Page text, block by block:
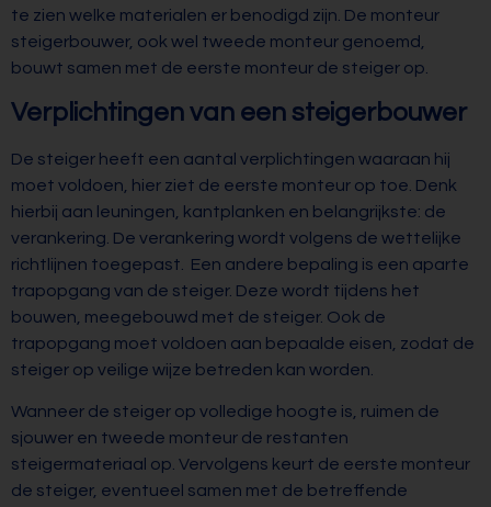
te zien welke materialen er benodigd zijn. De monteur
steigerbouwer, ook wel tweede monteur genoemd,
bouwt samen met de eerste monteur de steiger op.
Verplichtingen van een steigerbouwer
De steiger heeft een aantal verplichtingen waaraan hij
moet voldoen, hier ziet de eerste monteur op toe. Denk
hierbij aan leuningen, kantplanken en belangrijkste: de
verankering. De verankering wordt volgens de wettelijke
richtlijnen toegepast. Een andere bepaling is een aparte
trapopgang van de steiger. Deze wordt tijdens het
bouwen, meegebouwd met de steiger. Ook de
trapopgang moet voldoen aan bepaalde eisen, zodat de
steiger op veilige wijze betreden kan worden.
Wanneer de steiger op volledige hoogte is, ruimen de
sjouwer en tweede monteur de restanten
steigermateriaal op. Vervolgens keurt de eerste monteur
de steiger, eventueel samen met de betreffende